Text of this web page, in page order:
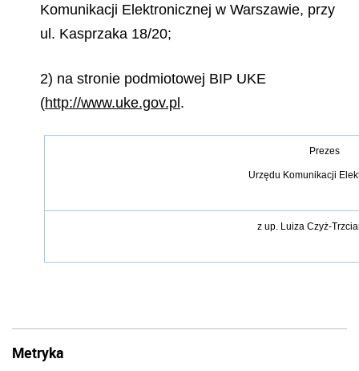
Komunikacji Elektronicznej w Warszawie, przy
ul. Kasprzaka 18/20;
2) na stronie podmiotowej BIP UKE
(http://www.uke.gov.pl .
Prezes
Urzędu Komunikacji
z up. Luiza Czyż-
Metryka